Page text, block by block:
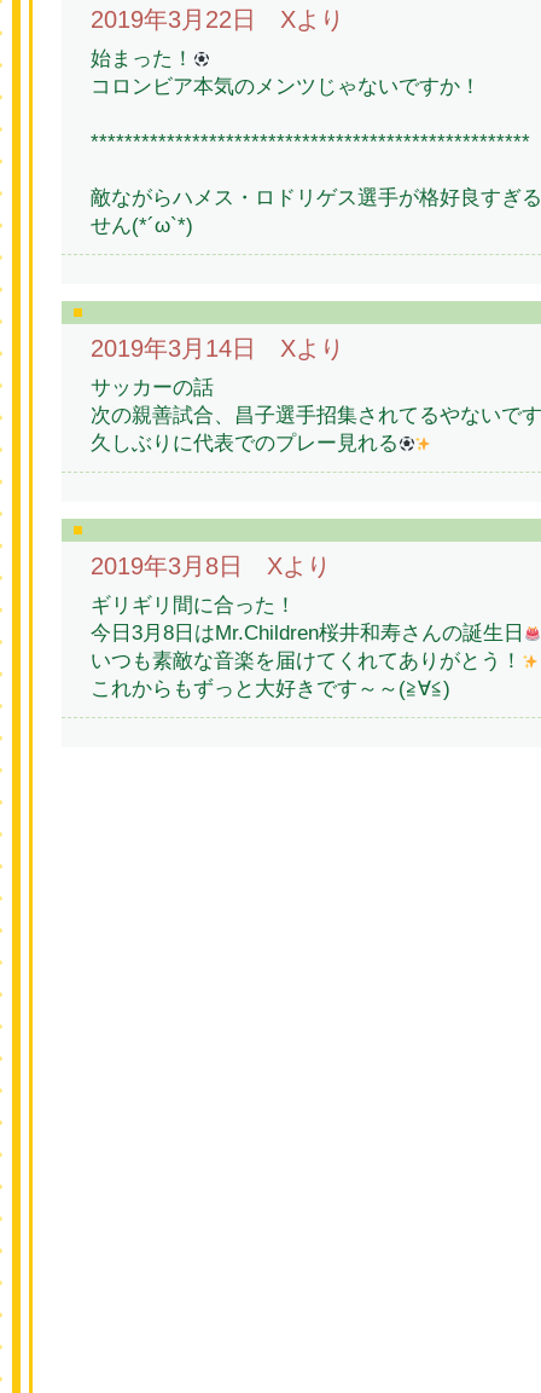
2019年3月22日 Xより
始まった！
コロンビア本気のメンツじゃないですか！
****************************************************
敵ながらハメス・ロドリゲス選手が格好良すぎ
せん(*´ω`*)
2019年3月14日 Xより
サッカーの話
次の親善試合、昌子選手招集されてるやないで
久しぶりに代表でのプレー見れる
2019年3月8日 Xより
ギリギリ間に合った！
今日3月8日はMr.Children桜井和寿さんの誕生日
いつも素敵な音楽を届けてくれてありがとう！
これからもずっと大好きです～～(≧∀≦)